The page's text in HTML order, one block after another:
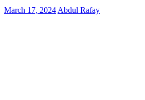
March 17, 2024Abdul Rafay